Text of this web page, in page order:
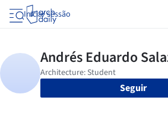
Iniciar sessão
Seguir